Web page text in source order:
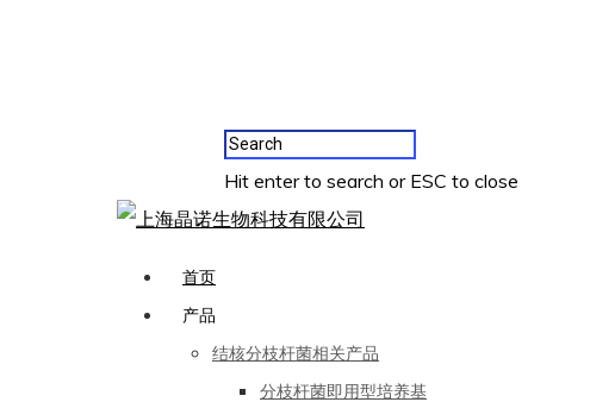
Hit enter to search or ESC to close
首页
产品
结核分枝杆菌相关产品
分枝杆菌即用型培养基